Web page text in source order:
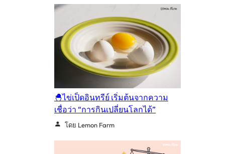
🐣ไข่เป็ดอินทรีย์ เริ่มต้นจากความ
เชื่อว่า “การกินเปลี่ยนโลกได้”
โดย Lemon Farm